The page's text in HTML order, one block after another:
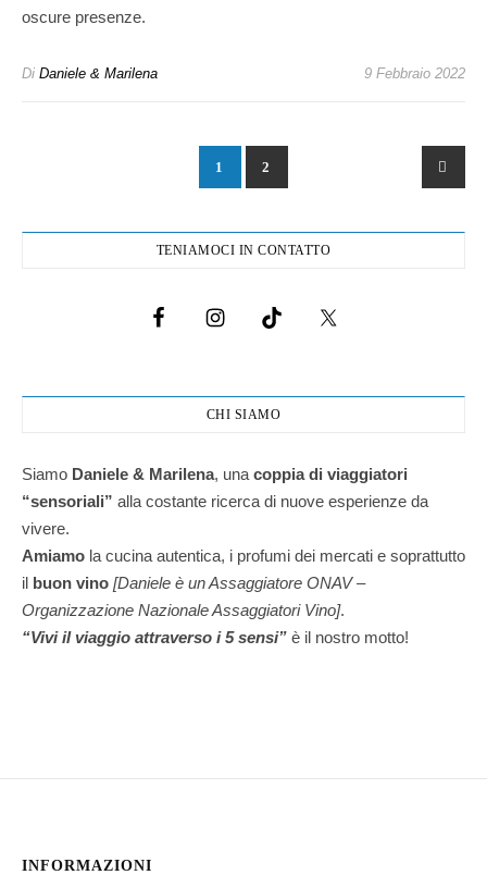
oscure presenze.
Di Daniele & Marilena 9 Febbraio 2022
1 2
TENIAMOCI IN CONTATTO
CHI SIAMO
Siamo Daniele & Marilena, una coppia di viaggiatori
“sensoriali” alla costante ricerca di nuove esperienze da
vivere.
Amiamo la cucina autentica, i profumi dei mercati e soprattutto
il buon vino [Daniele è un Assaggiatore ONAV –
Organizzazione Nazionale Assaggiatori Vino].
“Vivi il viaggio attraverso i 5 sensi” è il nostro motto!
INFORMAZIONI